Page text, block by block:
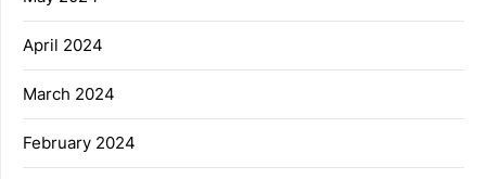
April 2024
March 2024
February 2024